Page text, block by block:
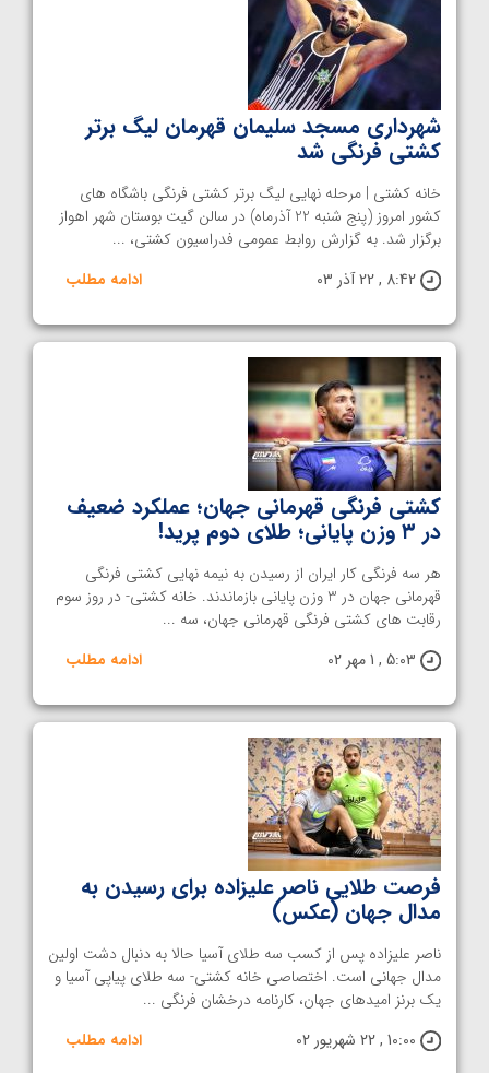
شهرداری مسجد سلیمان قهرمان لیگ برتر
کشتی فرنگی شد
خانه کشتی | مرحله نهایی لیگ برتر کشتی فرنگی باشگاه های
کشور امروز (پنج شنبه 22 آذرماه) در سالن گیت بوستان شهر اهواز
برگزار شد. به گزارش روابط عمومی فدراسیون کشتی، ...
8:42 , 22 آذر 03
ادامه مطلب
کشتی فرنگی قهرمانی جهان؛ عملکرد ضعیف
در ۳ وزن پایانی؛ طلای دوم پرید!
هر سه فرنگی کار ایران از رسیدن به نیمه نهایی کشتی فرنگی
قهرمانی جهان در 3 وزن پایانی بازماندند. خانه کشتی- در روز سوم
رقابت های کشتی فرنگی قهرمانی جهان، سه ...
5:03 , 1 مهر 02
ادامه مطلب
فرصت طلایی ناصر علیزاده برای رسیدن به
مدال جهان (عکس)
ناصر علیزاده پس از کسب سه طلای آسیا حالا به دنبال دشت اولین
مدال جهانی است. اختصاصی خانه کشتی- سه طلای پیاپی آسیا و
یک برنز امیدهای جهان، کارنامه درخشان فرنگی ...
10:00 , 22 شهریور 02
ادامه مطلب